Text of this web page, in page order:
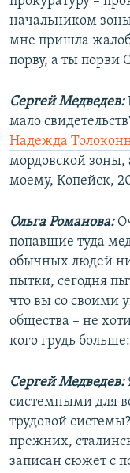
начальником
мне пришла
порву, а ты порви
Сергей Медведев:
мало
Надежда
мордовской зоны,
моему, Копейск,
Ольга Романова:
попавшие туда
обычных людей
пытки, сегодня
что вы со своими
общества – не
кого грудь
Сергей Медведев:
системными для
трудовой
прежних,
записан сюжет с